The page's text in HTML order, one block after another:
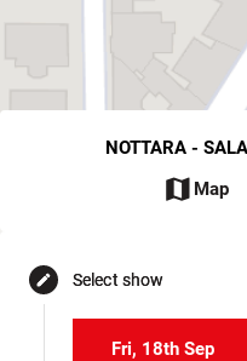
NOTTARA -
map Map
edit Select show
Fri, 18th Sep